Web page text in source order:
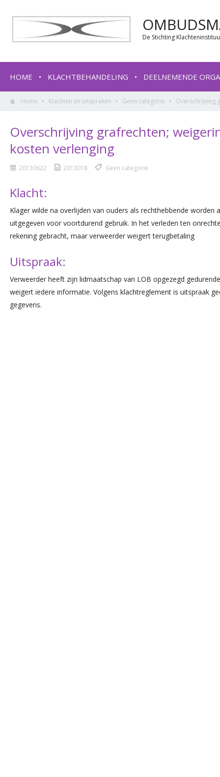
De Stichting
HOME KLACHTBEHANDELING DEELNEMENDE
Home Klachten en uitspraken Geen categorie Overschrijving
Overschrijving grafrechten;
kosten verlenging
20130622 2013018 Geen categorie
Klacht:
Klager wilde na overlijden van ouders als rechthebbende worden
uitgegeven voor voortdurend gebruik. In het verleden ten
rekening gebracht, maar verweerder weigert terugbetaling
Uitspraak:
Verweerder heeft zijn lidmaatschap van LOB opgezegd
weigert iedere informatie. Volgens klachtreglement is uitspraak
gegevens.